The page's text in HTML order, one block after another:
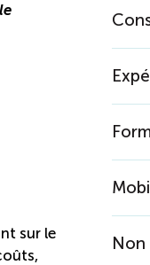
sur le
Non